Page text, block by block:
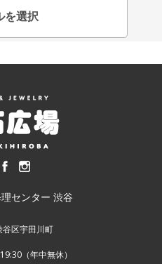
センター 渋谷
区宇田川町
（年中無休）